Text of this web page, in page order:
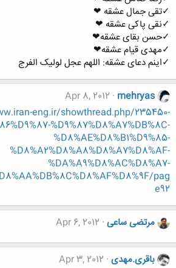
✓تقی جمال عشقه ❤
✓نقی پاکی عشقه ❤
✓حسن بقای عشقه❤
✓مهدی قیام عشقه❤
✓اینم دعای عشقه: اللهم عجل لولیک الفرج
mehryas
Apr 8, 2012
eng.ir/showthread.php/235450-
%D9%87%D8%A7%DB%8C-
%D8%AE%D8%B1%D9%85-
%D8%A2%D8%A8%D8%A7%D8%AF-
%DA%A9%D8%AC%D8%A7-
pag
e92
مرتضی ساعی Apr 6, 2012
باقری.مهدی Apr 3, 2012